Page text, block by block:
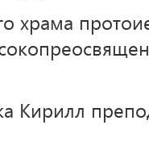
храма
Кирилл